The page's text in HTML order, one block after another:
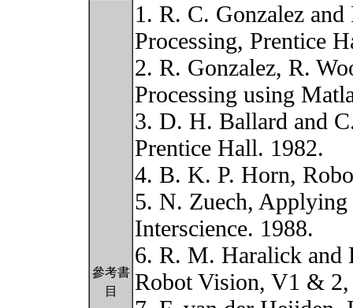
參考書
目
1. R. C. Gonzalez
Processing, Prentice
2. R. Gonzalez, R.
Processing using
3. D. H. Ballard and
Prentice Hall. 1982.
4. B. K. P. Horn,
5. N. Zuech,
Interscience. 1988.
6. R. M. Haralick and
Robot Vision, V1 & 2,